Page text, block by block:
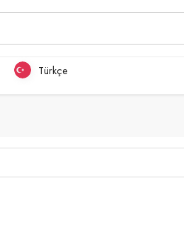
Türkçe